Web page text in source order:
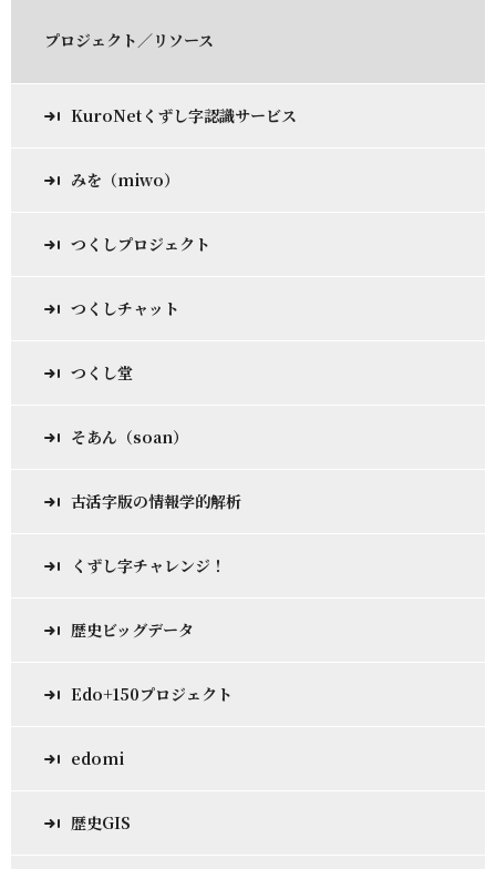
プロジェクト／リソース
KuroNetくずし字認識サービス
みを（miwo）
つくしプロジェクト
つくしチャット
つくし堂
そあん（soan）
古活字版の情報学的解析
くずし字チャレンジ！
歴史ビッグデータ
Edo+150プロジェクト
edomi
歴史GIS